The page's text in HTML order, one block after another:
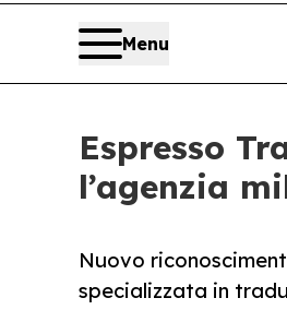
Menu
Espresso
l’agenzia
Nuovo
specializzata in